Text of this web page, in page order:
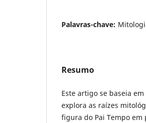
Palavras-chave:
Resumo
Este artigo se baseia
explora as raízes
figura do Pai Tempo